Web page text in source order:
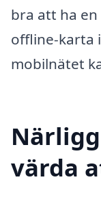
bra att ha
offline-karta
mobilnätet
värda